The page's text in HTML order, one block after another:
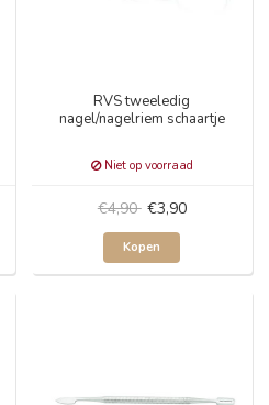
RVS tweeledig
nagel/nagelriem schaartje
Niet op voorraad
€4,90 €3,90
Kopen